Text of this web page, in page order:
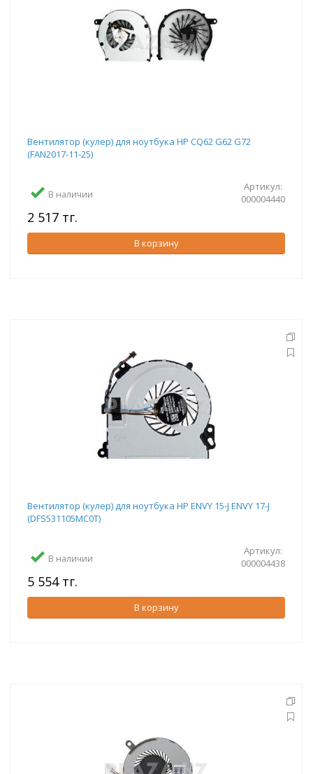
Вентилятор (кулер) для ноутбука HP CQ62 G62 G72
(FAN2017-11-25)
В наличии
Артикул:
000004440
2 517 тг.
В корзину
Вентилятор (кулер) для ноутбука HP ENVY 15-J ENVY 17-J
(DFS531105MC0T)
В наличии
Артикул:
000004438
5 554 тг.
В корзину